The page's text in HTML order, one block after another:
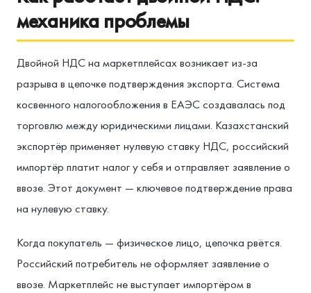
механика проблемы
Двойной НДС на маркетплейсах возникает из-за
разрыва в цепочке подтверждения экспорта. Система
косвенного налогообложения в ЕАЭС создавалась под
торговлю между юридическими лицами. Казахстанский
экспортёр применяет нулевую ставку НДС, российский
импортёр платит налог у себя и отправляет заявление о
ввозе. Этот документ — ключевое подтверждение права
на нулевую ставку.
Когда покупатель — физическое лицо, цепочка рвётся.
Российский потребитель не оформляет заявление о
ввозе. Маркетплейс не выступает импортёром в